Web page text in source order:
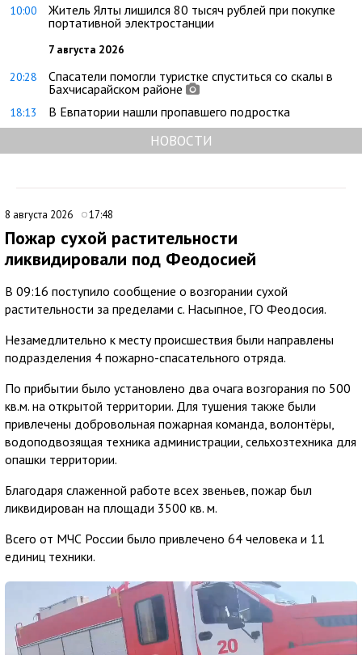
10:00
Житель Ялты лишился 80 тысяч рублей при покупке
портативной электростанции
7 августа 2026
20:28
Спасатели помогли туристке спуститься со скалы в
Бахчисарайском районе
18:13 В Евпатории нашли пропавшего подростка
НОВОСТИ
8 августа 2026 17:48
Пожар сухой растительности
ликвидировали под Феодосией
В 09:16 поступило сообщение о возгорании сухой
растительности за пределами с. Насыпное, ГО Феодосия.
Незамедлительно к месту происшествия были направлены
подразделения 4 пожарно-спасательного отряда.
По прибытии было установлено два очага возгорания по 500
кв.м. на открытой территории. Для тушения также были
привлечены добровольная пожарная команда, волонтёры,
водоподвозящая техника администрации, сельхозтехника для
опашки территории.
Благодаря слаженной работе всех звеньев, пожар был
ликвидирован на площади 3500 кв. м.
Всего от МЧС России было привлечено 64 человека и 11
единиц техники.